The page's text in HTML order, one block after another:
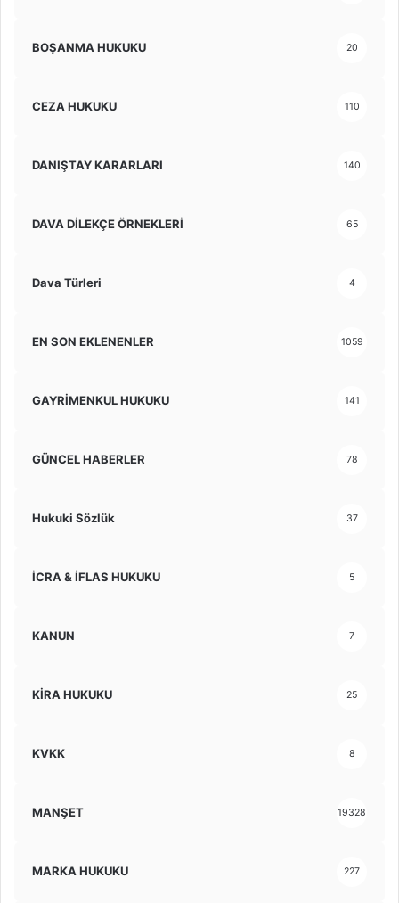
BOŞANMA HUKUKU 20
CEZA HUKUKU 110
DANIŞTAY KARARLARI 140
DAVA DİLEKÇE ÖRNEKLERİ 65
Dava Türleri 4
EN SON EKLENENLER 1059
GAYRİMENKUL HUKUKU 141
GÜNCEL HABERLER 78
Hukuki Sözlük 37
İCRA & İFLAS HUKUKU 5
KANUN 7
KİRA HUKUKU 25
KVKK 8
MANŞET 19328
MARKA HUKUKU 227